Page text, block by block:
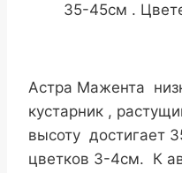
35-45см .
Астра Мажента
кустарник ,
высоту достигает
цветков 3-4см. К